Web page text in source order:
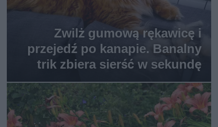
Zwilż gumową rękawicę i
przejedź po kanapie. Banalny
trik zbiera sierść w sekundę